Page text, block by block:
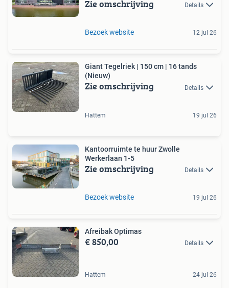
Zie omschrijving Details
Bezoek website 12 jul 26
Giant Tegelriek | 150 cm | 16 tands
(Nieuw)
Zie omschrijving Details
Hattem 19 jul 26
Kantoorruimte te huur Zwolle
Werkerlaan 1-5
Zie omschrijving Details
Bezoek website 19 jul 26
Afreibak Optimas
€ 850,00 Details
Hattem 24 jul 26